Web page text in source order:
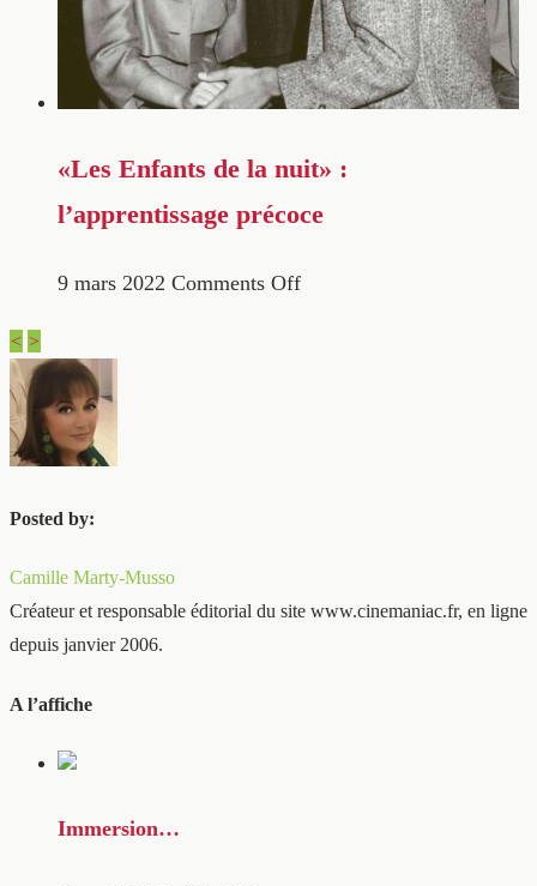
«Les Enfants de la nuit» :
l’apprentissage précoce
9 mars 2022 Comments Off
< >
Posted by:
Camille Marty-Musso
Créateur et responsable éditorial du site www.cinemaniac.fr, en ligne
depuis janvier 2006.
A l’affiche
Immersion…